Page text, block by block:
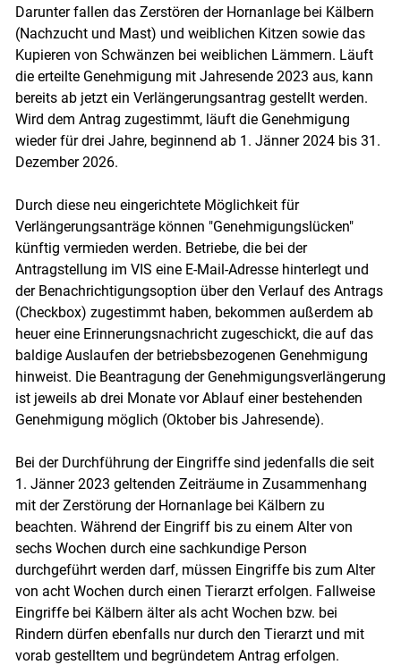
Skip to main content
Darunter fallen das Zerstören der Hornanlage bei Kälbern
(Nachzucht und Mast) und weiblichen Kitzen sowie das
Kupieren von Schwänzen bei weiblichen Lämmern. Läuft
die erteilte Genehmigung mit Jahresende 2023 aus, kann
bereits ab jetzt ein Verlängerungsantrag gestellt werden.
Wird dem Antrag zugestimmt, läuft die Genehmigung
wieder für drei Jahre, beginnend ab 1. Jänner 2024 bis 31.
Dezember 2026.
Durch diese neu eingerichtete Möglichkeit für
Verlängerungsanträge können "Genehmigungslücken"
künftig vermieden werden. Betriebe, die bei der
Antragstellung im VIS eine E-Mail-Adresse hinterlegt und
der Benachrichtigungsoption über den Verlauf des Antrags
(Checkbox) zugestimmt haben, bekommen außerdem ab
heuer eine Erinnerungsnachricht zugeschickt, die auf das
baldige Auslaufen der betriebsbezogenen Genehmigung
hinweist. Die Beantragung der Genehmigungsverlängerung
ist jeweils ab drei Monate vor Ablauf einer bestehenden
Genehmigung möglich (Oktober bis Jahresende).
Bei der Durchführung der Eingriffe sind jedenfalls die seit
1. Jänner 2023 geltenden Zeiträume in Zusammenhang
mit der Zerstörung der Hornanlage bei Kälbern zu
beachten. Während der Eingriff bis zu einem Alter von
sechs Wochen durch eine sachkundige Person
durchgeführt werden darf, müssen Eingriffe bis zum Alter
von acht Wochen durch einen Tierarzt erfolgen. Fallweise
Eingriffe bei Kälbern älter als acht Wochen bzw. bei
Rindern dürfen ebenfalls nur durch den Tierarzt und mit
vorab gestelltem und begründetem Antrag erfolgen.